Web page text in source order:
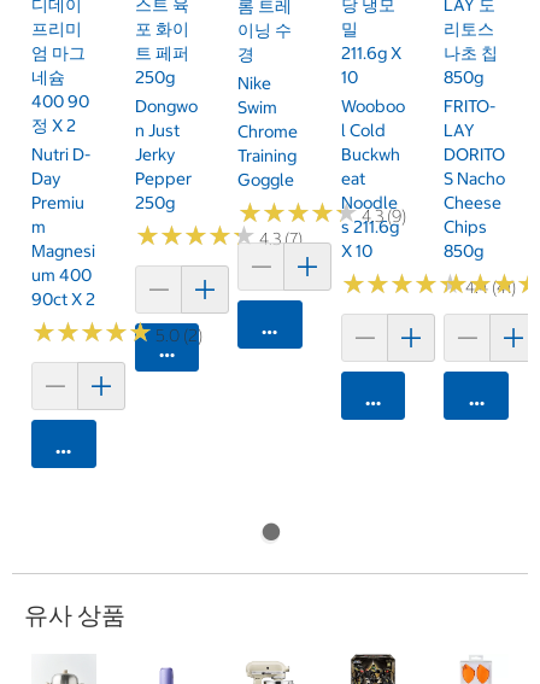
디데이
프리미
엄 마그
네슘
400 90
정 X 2
Nutri D-
Day
Premiu
M
Magnesi
Um 400
90ct X 2
★★★★★
★★★★★5.0 (2)
카트에 담기
스트 육
포 화이
트 페퍼
250g
Dongwo
N Just
Jerky
Pepper
250g
★★★★★
★★★★★4.3 (7)
카트에 담기
롬 트레
이닝 수
경
Nike
Swim
Chrome
Training
Goggle
★★★★★
★★★★★4.3 (9)
카트에 담기
당 냉모
밀
211.6g X
10
Wooboo
L Cold
Buckwh
Eat
Noodle
S 211.6g
X 10
★★★★★
★★★★★4.4 (41)
카트에 담기
LAY 도
리토스
나초 칩
850g
FRITO-
LAY
DORITO
S Nacho
Cheese
Chips
850g
★★★
★★★
카트에
유사 상품